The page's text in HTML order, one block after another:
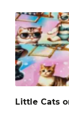
Little Cats